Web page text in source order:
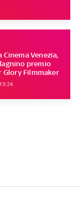
Cinema Venezia,
premio
Glory Filmmaker